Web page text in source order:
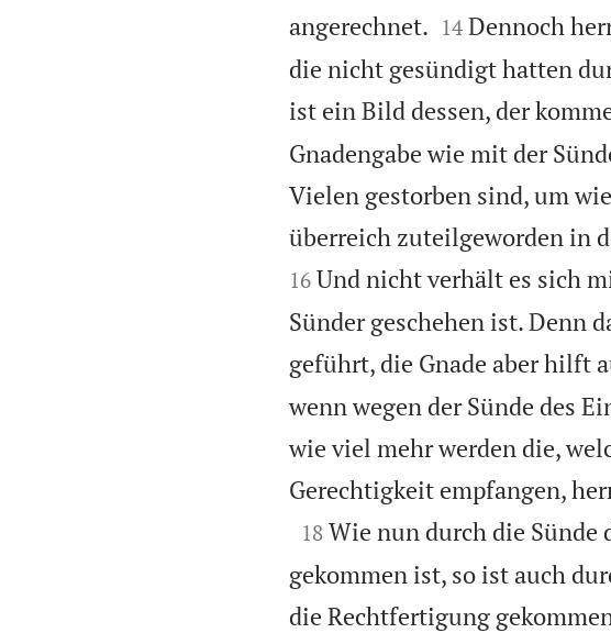
angerechnet.
14 Dennoch
die nicht gesündigt hatten
ist ein Bild dessen, der
Gnadengabe wie mit der
Vielen gestorben sind, um
überreich zuteilgeworden in
16 Und nicht verhält es sich
Sünder geschehen ist. Denn
geführt, die Gnade aber hilft
wenn wegen der Sünde des
wie viel mehr werden die,
Gerechtigkeit empfangen,

18 Wie nun durch die Sünde
gekommen ist, so ist auch
die Rechtfertigung